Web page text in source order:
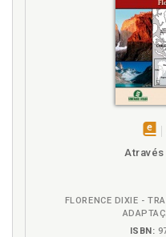
Através
FLORENCE DIXIE -
ISBN: